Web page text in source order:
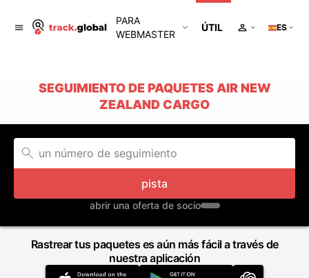
PARA
WEBMASTER
ÚTIL ES
SEGUIMIENTO DE PAQUETES AIR NEW
ZEALAND CARGO
pista
abrir una oferta de socio
Rastrear tus paquetes es aún más fácil a través de
nuestra aplicación